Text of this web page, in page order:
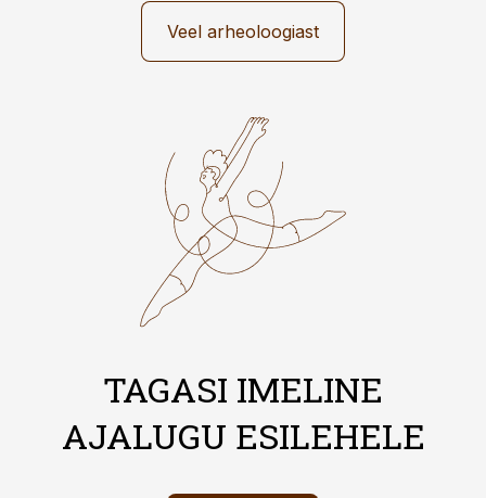
Veel arheoloogiast
TAGASI IMELINE
AJALUGU ESILEHELE